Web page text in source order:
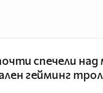
спечели над
гейминг